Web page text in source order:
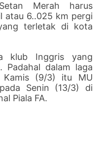
Merah harus
atau 6..025 km pergi
terletak di kota
klub Inggris yang
Padahal dalam laga
Kamis (9/3) itu MU
Senin (13/3) di
Piala FA.